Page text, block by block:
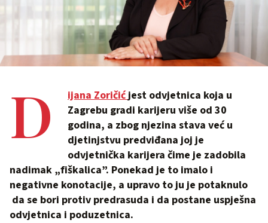
D ijana Zoričićjest odvjetnica koja u
Zagrebu gradi karijeru više od 30
godina, a zbog njezina stava već u
djetinjstvu predviđana joj je
odvjetnička karijera čime je zadobila
nadimak „fiškalica”. Ponekad je to imalo i
negativne konotacije, a upravo to ju je potaknulo
da se bori protiv predrasuda i da postane uspješna
odvjetnica i poduzetnica.